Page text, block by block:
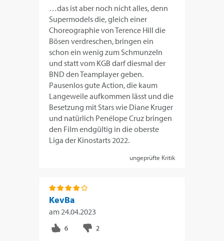
…das ist aber noch nicht alles, denn
Supermodels die, gleich einer
Choreographie von Terence Hill die
Bösen verdreschen, bringen ein
schon ein wenig zum Schmunzeln
und statt vom KGB darf diesmal der
BND den Teamplayer geben.
Pausenlos gute Action, die kaum
Langeweile aufkommen lässt und die
Besetzung mit Stars wie Diane Kruger
und natürlich Penélope Cruz bringen
den Film endgültig in die oberste
Liga der Kinostarts 2022.
ungeprüfte Kritik
KevBa
am24.04.2023